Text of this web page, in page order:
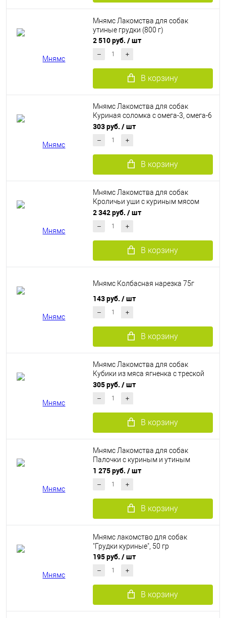
Мнямс Лакомства для собак
утиные грудки (800 г)
2 510 руб. / шт
В корзину
Мнямс Лакомства для собак
Куриная соломка с омега-3, омега-6
(100 г)
303 руб. / шт
В корзину
Мнямс Лакомства для собак
Кроличьи уши с куриным мясом
(700 г)
2 342 руб. / шт
В корзину
Мнямс Колбасная нарезка 75г
143 руб. / шт
В корзину
Мнямс Лакомства для собак
Кубики из мяса ягненка с треской
(100 г)
305 руб. / шт
В корзину
Мнямс Лакомства для собак
Палочки с куриным и утиным
мясом (340 г)
1 275 руб. / шт
В корзину
Мнямс лакомство для собак
"Грудки куриные", 50 гр
195 руб. / шт
В корзину